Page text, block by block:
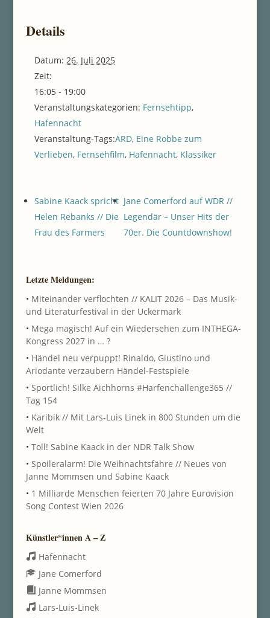
Details
Datum: 26. Juli 2025
Zeit:
16:05 - 19:00
Veranstaltungskategorien: Fernsehtipp,
Hafennacht
Veranstaltung-Tags:ARD, Eine Robbe zum
Verlieben, Fernsehfilm, Hafennacht, Klassiker
Sabine Kaack spricht
Helen Rebanks // Die
Frau des Farmers
Jane Comerford auf WDR //
Legendär – Unser Hits der
70er. Die Countdownshow!
Letzte Meldungen:
• Miteinander verflochten // KALIT 2026 – Das Musik-
und Literaturfestival in der Uckermark
• Mega magisch! Auf ein Wiedersehen zum INTHEGA-
Kongress 2027 in … ?
• Händel neu verpuppt! Rinaldo, Giustino und
Ariodante verzaubern Händel-Festspiele
• Sportlich! Silke Aichhorns #Harfenchallenge365 //
Tag 154
• Karibik // Mit Lars-Luis Linek in 800 Stunden um die
Welt
• Toll! Sabine Kaack in der NDR Talk Show
• Spoileralarm! Die Weihnachtsfähre // Neues von
Janne Mommsen und Sabine Kaack
• 1 Milliarde Menschen feierten 70 Jahre Eurovision
Song Contest Wien 2026
Künstler*innen A – Z
Hafennacht
Jane Comerford
Janne Mommsen
Lars-Luis-Linek